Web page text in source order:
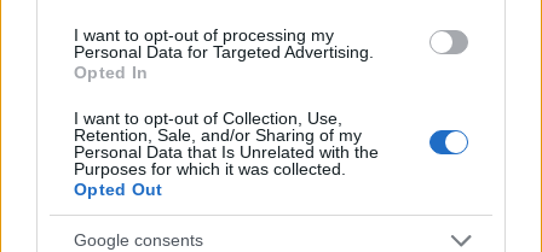
I want to opt-out of processing my
Personal Data for Targeted Advertising.
Opted In
I want to opt-out of Collection, Use,
Retention, Sale, and/or Sharing of my
Personal Data that Is Unrelated with the
Purposes for which it was collected.
Opted Out
Google consents
AiAdhubMedia